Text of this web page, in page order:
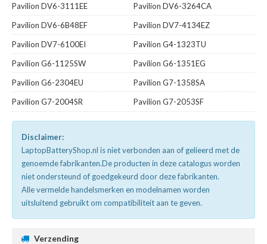
Pavilion DV6-3111EE
Pavilion DV6-3264CA
Pavilion DV6-6B48EF
Pavilion DV7-4134EZ
Pavilion DV7-6100EI
Pavilion G4-1323TU
Pavilion G6-1125SW
Pavilion G6-1351EG
Pavilion G6-2304EU
Pavilion G7-1358SA
Pavilion G7-2004SR
Pavilion G7-2053SF
Disclaimer:
LaptopBatteryShop.nl is niet verbonden aan of gelieerd met de
genoemde fabrikanten.De producten in deze catalogus worden
niet ondersteund of goedgekeurd door deze fabrikanten.
Alle vermelde handelsmerken en modelnamen worden
uitsluitend gebruikt om compatibiliteit aan te geven.
Verzending